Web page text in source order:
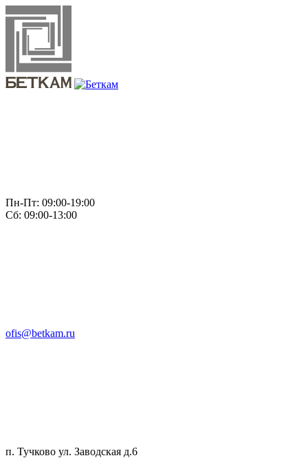
Пн-Пт: 09:00-19:00
Сб: 09:00-13:00
ofis@betkam.ru
п. Тучково ул. Заводская д.6